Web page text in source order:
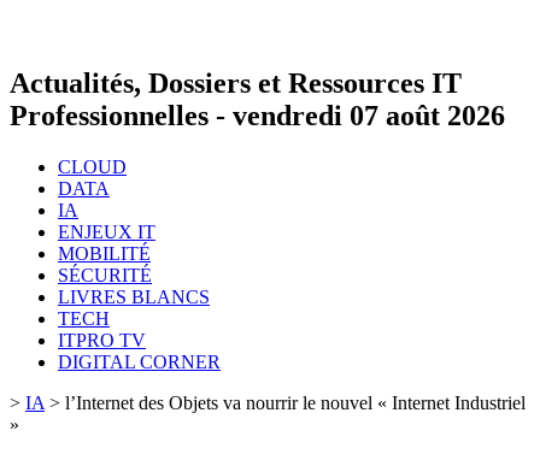
Actualités, Dossiers et Ressources IT
Professionnelles - vendredi 07 août 2026
CLOUD
DATA
IA
ENJEUX IT
MOBILITÉ
SÉCURITÉ
LIVRES BLANCS
TECH
ITPRO TV
DIGITAL CORNER
> IA > l’Internet des Objets va nourrir le nouvel « Internet Industriel
»